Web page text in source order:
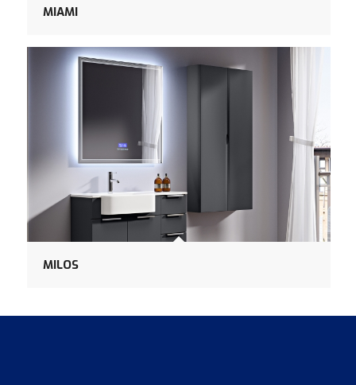
MIAMI
MILOS